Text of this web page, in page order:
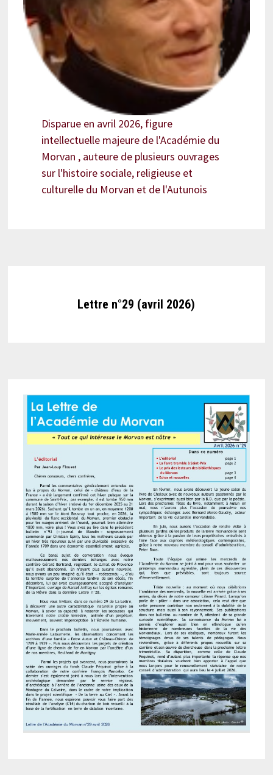
Disparue en avril 2026, figure
intellectuelle majeure de l'Académie du
Morvan , auteure de plusieurs ouvrages
sur l'histoire sociale, religieuse et
culturelle du Morvan et de l'Autunois
Lettre n°29 (avril 2026)